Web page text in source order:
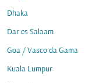
Dhaka
Dar es Salaam
Goa / Vasco da Gama
Kuala Lumpur